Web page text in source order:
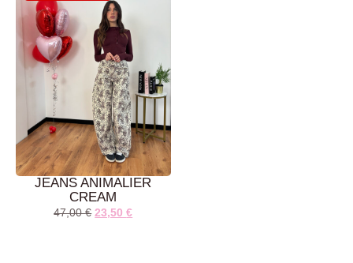
JEANS ANIMALIER
CREAM
47,00€ 23,50€